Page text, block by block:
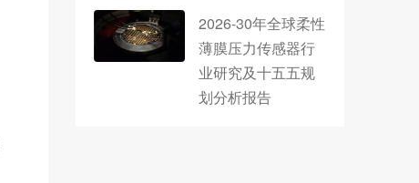
2026-30年全球柔性
薄膜压力传感器行
业研究及十五五规
划分析报告